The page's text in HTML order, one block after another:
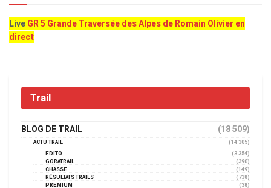
LiveGR 5 Grande Traversée des Alpes de Romain Olivier en
direct
Trail
BLOG DE TRAIL (18 509)
ACTU TRAIL
(14 305)
EDITO
(3 354)
GORATRAIL
(390)
CHASSE
(149)
RÉSULTATS TRAILS
(738)
PREMIUM
(38)